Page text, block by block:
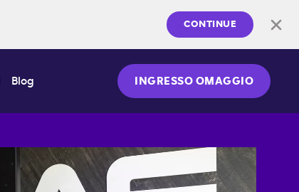
CONTINUE
Blog INGRESSO OMAGGIO